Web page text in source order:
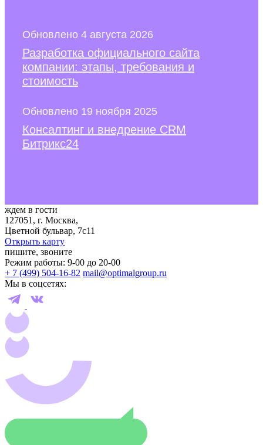
Обновлено 4 августа 2026
Разработка официального сайта
компании: этапы, требования и
стоимость
Обновлено 19 ноября 2025
Консалтинг и внедрение CRM
Битрикс24
ждем в гости
127051, г. Москва,
Цветной бульвар, 7с11
Открыть карту
пишите, звоните
Режим работы: 9-00 до 20-00
+ 7 (499) 504-16-82 mail@optimalgroup.ru
Мы в соцсетях: